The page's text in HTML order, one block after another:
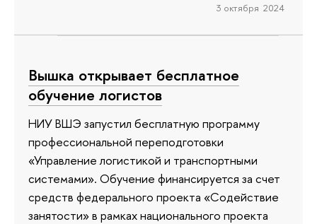
3 октября 2024
Вышка открывает бесплатное
обучение логистов
НИУ ВШЭ запустил бесплатную программу
профессиональной переподготовки
«Управление логистикой и транспортными
системами». Обучение финансируется за счет
средств федерального проекта «Содействие
занятости» в рамках национального проекта